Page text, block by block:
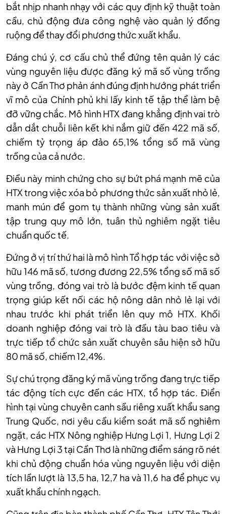
bắt nhịp nhanh nhạy với các quy định kỹ thuật toàn
cầu, chủ động đưa công nghệ vào quản lý đồng
ruộng để thay đổi phương thức xuất khẩu.
Đáng chú ý, cơ cấu chủ thể đứng tên quản lý các
vùng nguyên liệu được đăng ký mã số vùng trồng
này ở Cần Thơ phản ánh đúng định hướng phát triển
vĩ mô của Chính phủ khi lấy kinh tế tập thể làm bệ
đỡ vững chắc. Mô hình HTX đang khẳng định vai trò
dẫn dắt chuỗi liên kết khi nắm giữ đến 422 mã số,
chiếm tỷ trọng áp đảo 65,1% tổng số mã vùng
trồng của cả nước.
Điều này minh chứng cho sự bứt phá mạnh mẽ của
HTX trong việc xóa bỏ phương thức sản xuất nhỏ lẻ,
manh mún để gom tụ thành những vùng sản xuất
tập trung quy mô lớn, tuân thủ nghiêm ngặt tiêu
chuẩn quốc tế.
Đứng ở vị trí thứ hai là mô hình Tổ hợp tác với việc sở
hữu 146 mã số, tương đương 22,5% tổng số mã số
vùng trồng, đóng vai trò là bước đệm kinh tế quan
trọng giúp kết nối các hộ nông dân nhỏ lẻ lại với
nhau trước khi phát triển lên quy mô HTX. Khối
doanh nghiệp đóng vai trò là đầu tàu bao tiêu và
trực tiếp tổ chức sản xuất chuyên sâu hiện sở hữu
80 mã số, chiếm 12,4%.
Sự chú trọng đăng ký mã vùng trồng đang trực tiếp
tác động tích cực đến các HTX, tổ hợp tác. Điển
hình tại vùng chuyên canh sầu riêng xuất khẩu sang
Trung Quốc, nơi yêu cầu kiểm soát mã số nghiêm
ngặt, các HTX Nông nghiệp Hưng Lợi 1, Hưng Lợi 2
và Hưng Lợi 3 tại Cần Thơ là những điểm sáng rõ nét
khi chủ động chuẩn hóa vùng nguyên liệu với diện
tích lần lượt là 13,5 ha, 12,7 ha và 11,6 ha để phục vụ
xuất khẩu chính ngạch.